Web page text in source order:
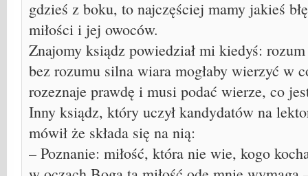
gdzieś z boku, to najczęściej mamy jakieś
miłości i jej owoców.
Znajomy ksiądz powiedział mi kiedyś:
bez rozumu silna wiara mogłaby wierzyć w
rozeznaje prawdę i musi podać wierze, co
Inny ksiądz, który uczył kandydatów na
mówił że składa się na nią:
– Poznanie: miłość, która nie wie, kogo